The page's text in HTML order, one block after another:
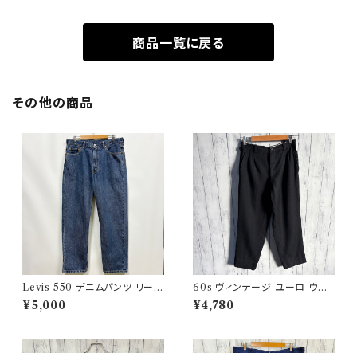
商品一覧に戻る
その他の商品
Levis 550 デニムパンツ リーバ
イス ワイドデニム 3
¥5,000
60s ヴィンテージ ユーロ ウー
ルパンツ スラックス ビンテージ
32
¥4,780